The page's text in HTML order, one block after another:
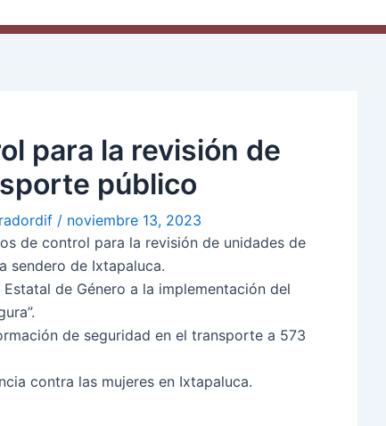
para la revisión de
público
/ noviembre 13, 2023
de control para la revisión de unidades de
sendero de Ixtapaluca.
de Género a la implementación del
de seguridad en el transporte a 573
contra las mujeres en Ixtapaluca.